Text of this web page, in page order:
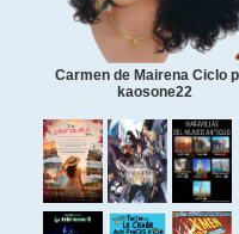
Carmen de Mairena Ciclo
kaosone22